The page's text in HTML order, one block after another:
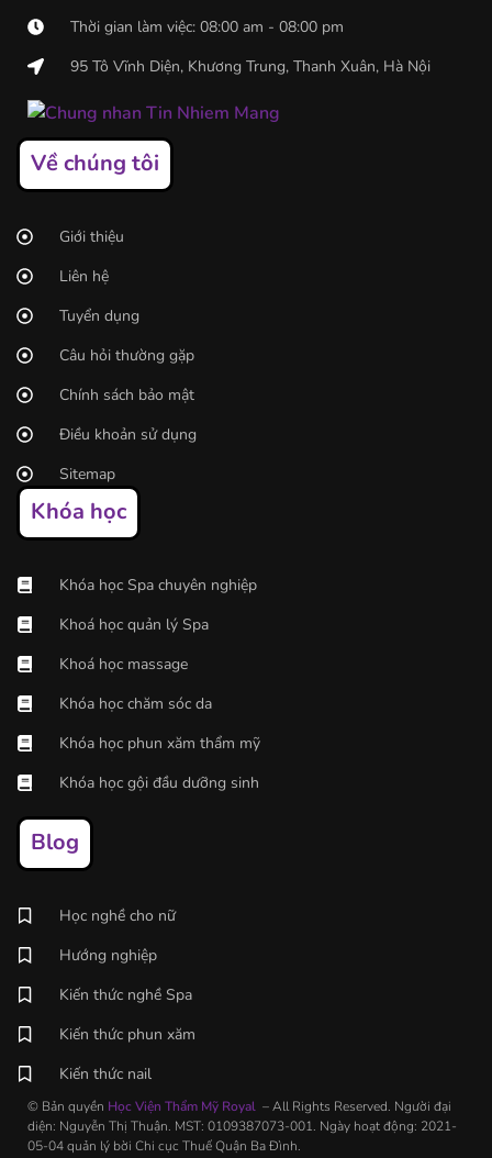
Thời gian làm việc: 08:00 am - 08:00 pm
95 Tô Vĩnh Diện, Khương Trung, Thanh Xuân, Hà Nội
Về chúng tôi
Giới thiệu
Liên hệ
Tuyển dụng
Câu hỏi thường gặp
Chính sách bảo mật
Điều khoản sử dụng
Sitemap
Khóa học
Khóa học Spa chuyên nghiệp
Khoá học quản lý Spa
Khoá học massage
Khóa học chăm sóc da
Khóa học phun xăm thẩm mỹ
Khóa học gội đầu dưỡng sinh
Blog
Học nghề cho nữ
Hướng nghiệp
Kiến thức nghề Spa
Kiến thức phun xăm
Kiến thức nail
© Bản quyền Học Viện Thẩm Mỹ Royal – All Rights Reserved. Người đại
diện: Nguyễn Thị Thuận. MST: 0109387073-001. Ngày hoạt động: 2021-
05-04 quản lý bời Chi cục Thuế Quận Ba Đình.